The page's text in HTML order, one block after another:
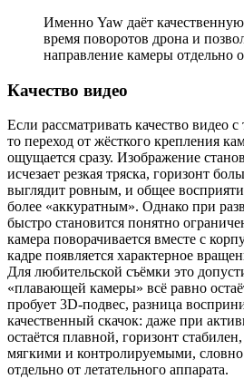
Именно Yaw даёт
время поворотов дрона и
направление камеры отдельно
Качество видео
Если рассматривать качество видео
то переход от жёсткого крепления
ощущается сразу. Изображение
исчезает резкая тряска, горизонт
выглядит ровным, и общее
более «аккуратным». Однако при
быстро становится понятно
камера поворачивается вместе с
кадре появляется характерное
Для любительской съёмки это
«плавающей камеры» всё равно
пробует 3D-подвес, разница
качественный скачок: даже при
остаётся плавной, горизонт
мягкими и контролируемыми, словно
отдельно от летательного аппарата.